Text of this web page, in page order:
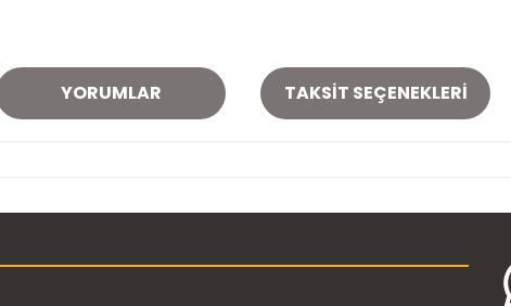
YORUMLAR TAKSIT SEÇENEKLERI
Bu ürüne ilk yorumu siz yapın!